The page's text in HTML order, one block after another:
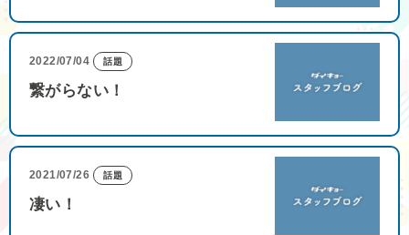
2022/07/04 話題
繋がらない！
2021/07/26 話題
凄い！